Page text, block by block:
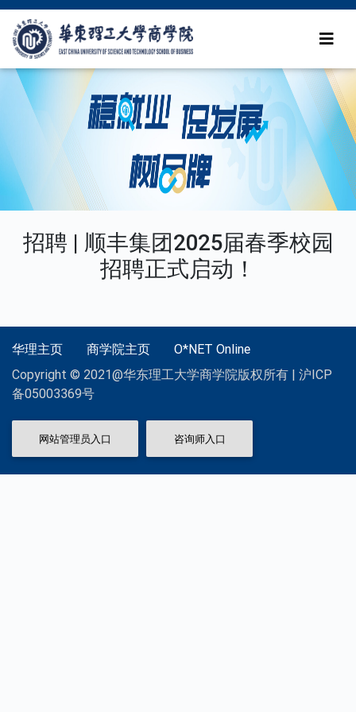
招聘 | 顺丰集团2025届春季校园
招聘正式启动！
华理主页 商学院主页
O*NET Online
Copyright © 2021@华东理工大学商学院版权所有 | 沪ICP
备05003369号
网站管理员入口 咨询师入口